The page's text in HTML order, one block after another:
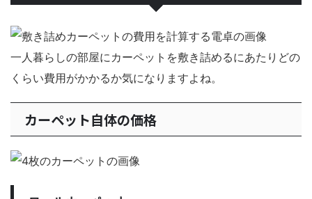
一人暮らしの部屋にカーペットを敷き詰めるにあたりどの
くらい費用がかかるか気になりますよね。
カーペット自体の価格